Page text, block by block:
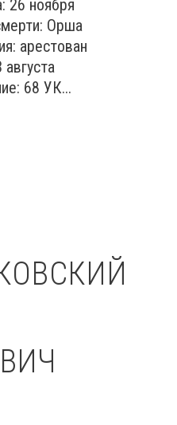
26 ноября
Орша
арестован
68 УК...